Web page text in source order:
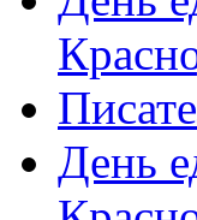
День